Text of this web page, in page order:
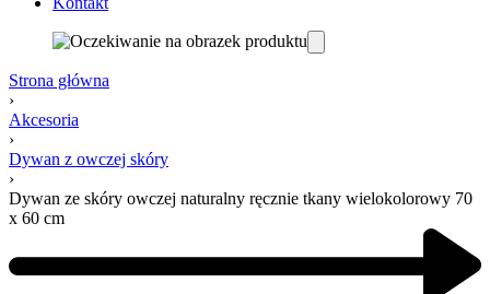
Strona główna
›
Akcesoria
›
Dywan z owczej skóry
›
Dywan ze skóry owczej naturalny ręcznie tkany wielokolorowy 70
x 60 cm
navigation